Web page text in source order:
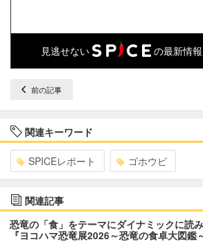
見逃せない の最新情
前の記事
関連キーワード
SPICEレポート ゴホウビ
関連記事
恐竜の「食」をテーマにダイナミックに読
『ヨコハマ恐竜展2026～恐竜の食卓大図